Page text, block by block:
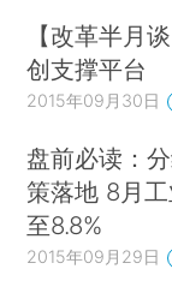
【改革半月
创支撑平台
2015年09月30日
盘前必读：
策落地 8月
至8.8%
2015年09月29日